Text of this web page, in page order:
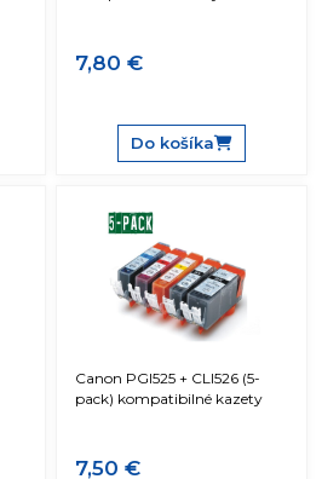
7,80 €
Do košíka
Canon PGI525 + CLI526 (5-
pack) kompatibilné kazety
7,50 €